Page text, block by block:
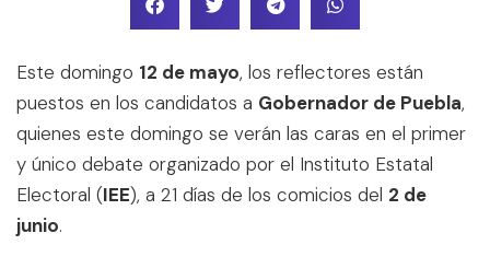
Este domingo 12 de mayo, los reflectores están
puestos en los candidatos a Gobernador de Puebla,
quienes este domingo se verán las caras en el primer
y único debate organizado por el Instituto Estatal
Electoral (IEE), a 21 días de los comicios del 2 de
junio.